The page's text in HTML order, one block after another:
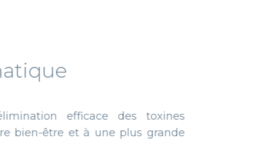
des toxines
à une plus grande